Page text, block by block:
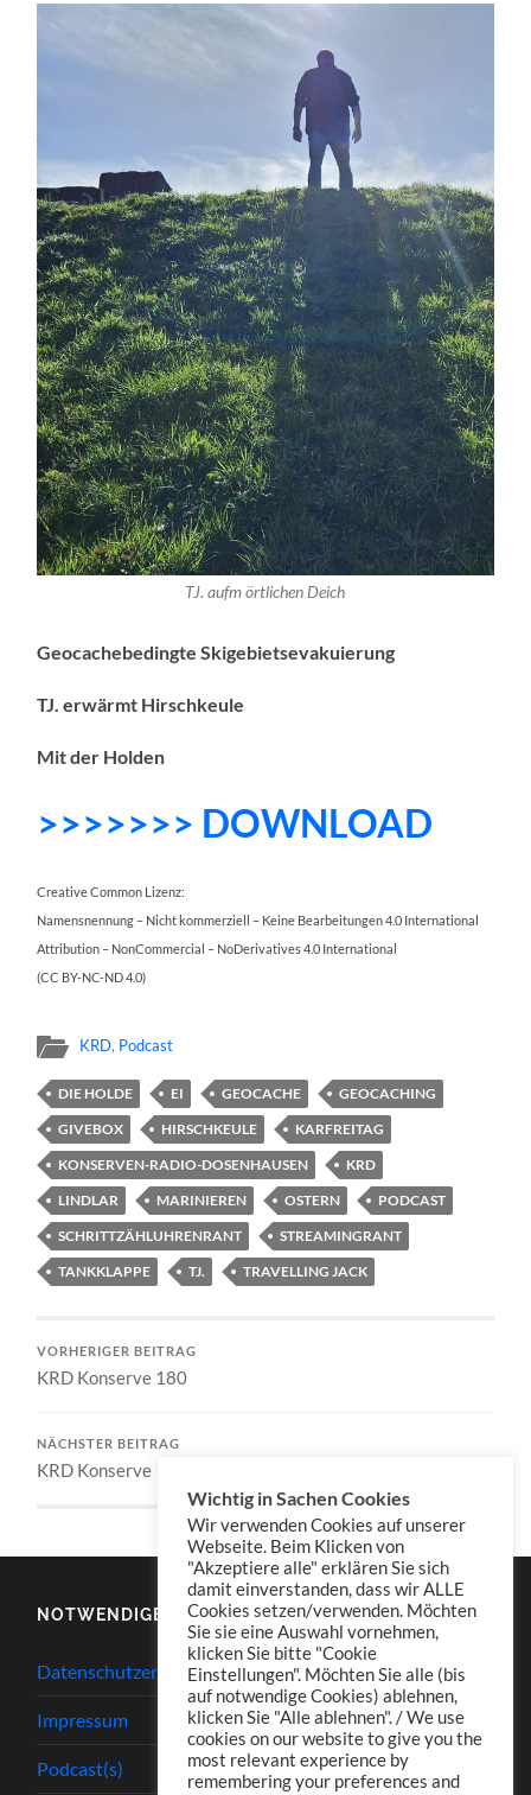
TJ. aufm örtlichen Deich
Geocachebedingte Skigebietsevakuierung
TJ. erwärmt Hirschkeule
Mit der Holden
>>>>>>> DOWNLOAD
Creative Common Lizenz:
Namensnennung – Nicht kommerziell – Keine Bearbeitungen 4.0 International
Attribution – NonCommercial – NoDerivatives 4.0 International
(CC BY-NC-ND 4.0)
KRD, Podcast
DIE HOLDE EI GEOCACHE
GEOCACHING
GIVEBOX
HIRSCHKEULE
KARFREITAG
KONSERVEN-RADIO-DOSENHAUSEN
KRD
LINDLAR
MARINIEREN OSTERN
PODCAST
SCHRITTZÄHLUHRENRANT
STREAMINGRANT
TANKKLAPPE
TJ. TRAVELLING JACK
VORHERIGER BEITRAG
KRD Konserve 180
NÄCHSTER BEITRAG
KRD Konserve 182
NOTWENDIGES
Datenschutzerklärung
Impressum
Podcast(s)
Wichtig in Sachen Cookies
Wir verwenden Cookies auf unserer
Webseite. Beim Klicken von
"Akzeptiere alle" erklären Sie sich
damit einverstanden, dass wir ALLE
Cookies setzen/verwenden. Möchten
Sie sie eine Auswahl vornehmen,
klicken Sie bitte "Cookie
Einstellungen". Möchten Sie alle (bis
auf notwendige Cookies) ablehnen,
klicken Sie "Alle ablehnen". / We use
cookies on our website to give you the
most relevant experience by
remembering your preferences and